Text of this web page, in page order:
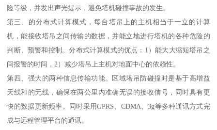
险等级，并发出声光提示，避免塔机碰撞事故的发生。
第三、的分布式计算模式，每台塔吊上的主机相当于一立的计算
机，能接收塔吊之间传输的数据，并能立地进行塔机的各种危险的
判断、预警和控制。分布式计算模式的优点：1）能大大缩短塔吊之
间报警的时间，2）减少塔吊上主机对地面中心的依赖性。
第四、强大的两种信息传输功能。区域塔吊防碰撞时是基于高增益
天线和的无线，确保在两公里内准确无误的接收信号，同时具有更
快的数据更新频率。同时采用GPRS、CDMA、3g等多种通讯方式完
成与远程管理平台的通讯。